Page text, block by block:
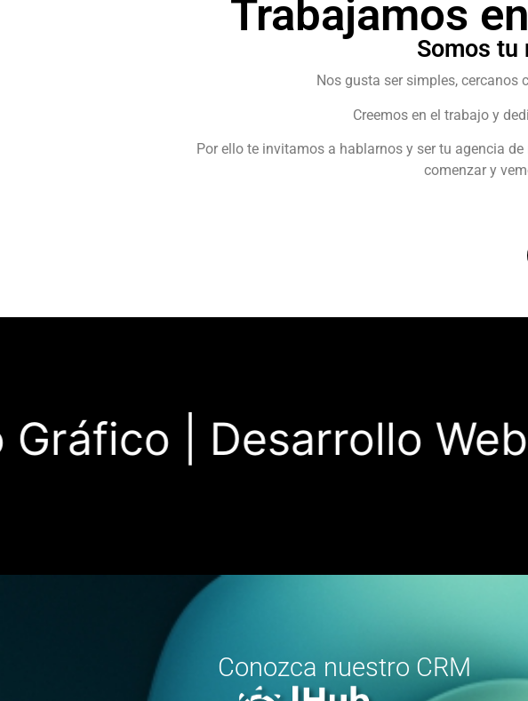
Trabajamos
Somos tu
Nos gusta ser simples,
Creemos en el trabajo y
Por ello te invitamos a hablarnos y ser tu agencia
comenzar y
|Desarrollo Web |
Conozca nuestro CRM